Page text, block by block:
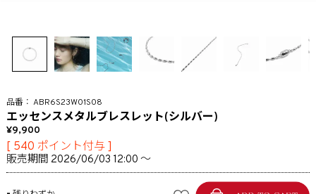
ABR6S23W01S08
エッセンスメタルブレスレット(シルバー)
9,900
[ 540 ポイント付与 ]
販売期間 2026/06/03 12:00 〜